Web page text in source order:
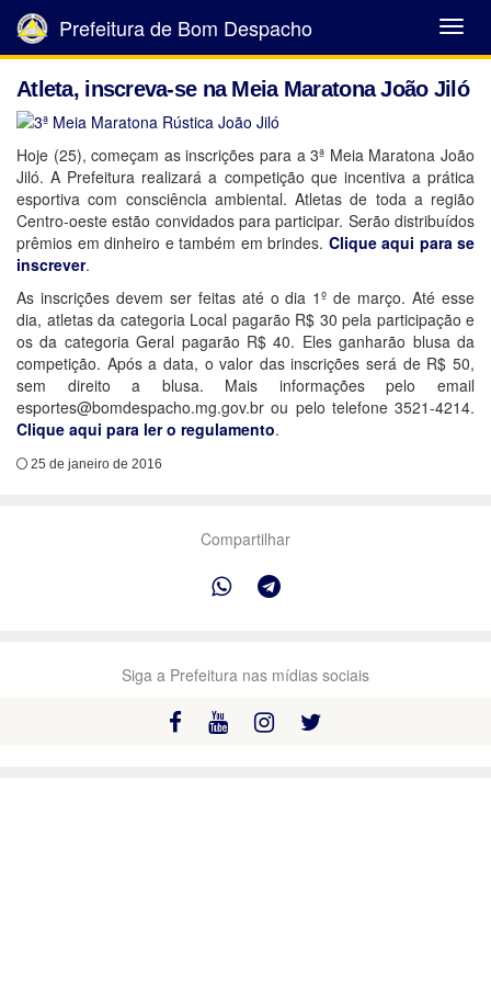
Abrir
Menu
Prefeitura de Bom Despacho
Atleta, inscreva-se na Meia Maratona João Jiló
Hoje (25), começam as inscrições para a 3ª Meia Maratona João
Jiló. A Prefeitura realizará a competição que incentiva a prática
esportiva com consciência ambiental. Atletas de toda a região
Centro-oeste estão convidados para participar. Serão distribuídos
prêmios em dinheiro e também em brindes. Clique aqui para se
inscrever.
As inscrições devem ser feitas até o dia 1º de março. Até esse
dia, atletas da categoria Local pagarão R$ 30 pela participação e
os da categoria Geral pagarão R$ 40. Eles ganharão blusa da
competição. Após a data, o valor das inscrições será de R$ 50,
sem direito a blusa. Mais informações pelo email
esportes@bomdespacho.mg.gov.br ou pelo telefone 3521-4214.
Clique aqui para ler o regulamento.
25 de janeiro de 2016
Compartilhar
Siga a Prefeitura nas mídias sociais